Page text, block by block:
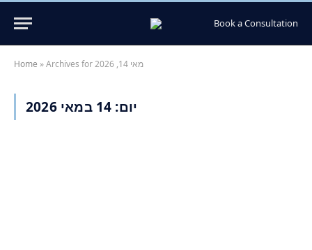
Book a Consultation
Home » Archives for מאי 14, 2026
יום: 14 במאי 2026